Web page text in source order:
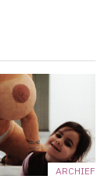
ARCHIEF